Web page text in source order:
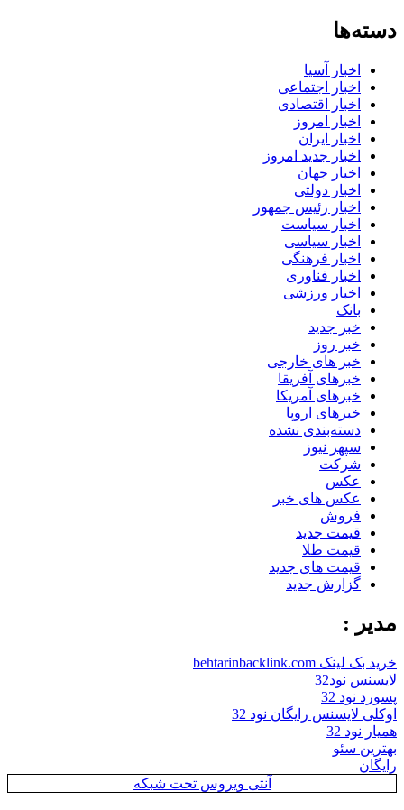
دسته‌ها
اخبار آسیا
اخبار اجتماعی
اخبار اقتصادی
اخبار امروز
اخبار ایران
اخبار جدید امروز
اخبار جهان
اخبار دولتی
اخبار رئیس جمهور
اخبار سیاست
اخبار سیاسی
اخبار فرهنگی
اخبار فناوری
اخبار ورزشی
بانک
خبر جدید
خبر روز
خبر های خارجی
خبرهای آفریقا
خبرهای آمریکا
خبرهای اروپا
دسته‌بندی نشده
سپهر نیوز
شرکت
عکس
عکس های خبر
فروش
قیمت جدید
قیمت طلا
قیمت های جدید
گزارش جدید
مدیر :
خرید بک لینک behtarinbacklink.com
لایسنس نود32
پسورد نود 32
اوکلی لایسنس رایگان نود 32
همیار نود 32
بهترین سئو
رایگان
آنتی ویروس تحت شبکه